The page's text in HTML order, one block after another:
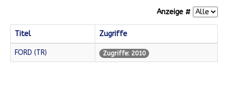
Anzeige #
Titel Zugriffe
FORD (TR) Zugriffe: 2010